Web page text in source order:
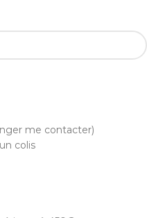
me contacter)
colis